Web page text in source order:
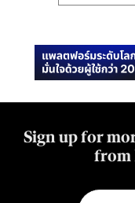
Sign up for
from